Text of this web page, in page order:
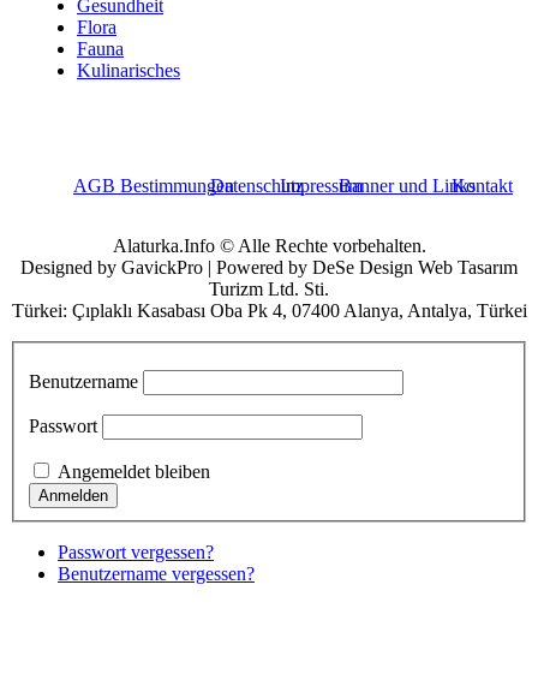
Gesundheit
Flora
Fauna
Kulinarisches
AGB BestimmungenDatenschutzImpressumBanner und LinksKontakt
Alaturka.Info © Alle Rechte vorbehalten.
Designed by GavickPro | Powered by DeSe Design Web Tasarım
Turizm Ltd. Sti.
Türkei: Çıplaklı Kasabası Oba Pk 4, 07400 Alanya, Antalya, Türkei
Benutzername
Passwort
Angemeldet bleiben
Passwort vergessen?
Benutzername vergessen?